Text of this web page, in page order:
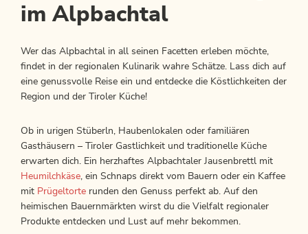
im Alpbachtal
Wer das Alpbachtal in all seinen Facetten erleben möchte,
findet in der regionalen Kulinarik wahre Schätze. Lass dich auf
eine genussvolle Reise ein und entdecke die Köstlichkeiten der
Region und der Tiroler Küche!
Ob in urigen Stüberln, Haubenlokalen oder familiären
Gasthäusern – Tiroler Gastlichkeit und traditionelle Küche
erwarten dich. Ein herzhaftes Alpbachtaler Jausenbrettl mit
Heumilchkäse , ein Schnaps direkt vom Bauern oder ein Kaffee
mit Prügeltorte runden den Genuss perfekt ab. Auf den
heimischen Bauernmärkten wirst du die Vielfalt regionaler
Produkte entdecken und Lust auf mehr bekommen.